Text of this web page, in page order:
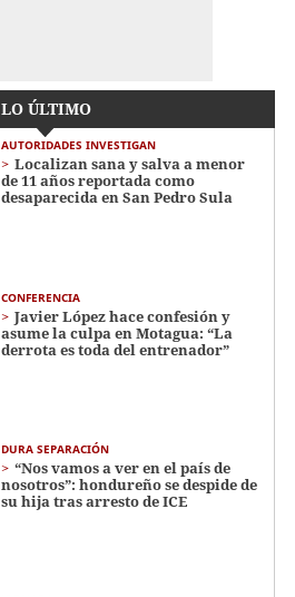
LO ÚLTIMO
AUTORIDADES INVESTIGAN
Localizan sana y salva a menor
de 11 años reportada como
desaparecida en San Pedro Sula
CONFERENCIA
Javier López hace confesión y
asume la culpa en Motagua: “La
derrota es toda del entrenador”
DURA SEPARACIÓN
“Nos vamos a ver en el país de
nosotros”: hondureño se despide de
su hija tras arresto de ICE